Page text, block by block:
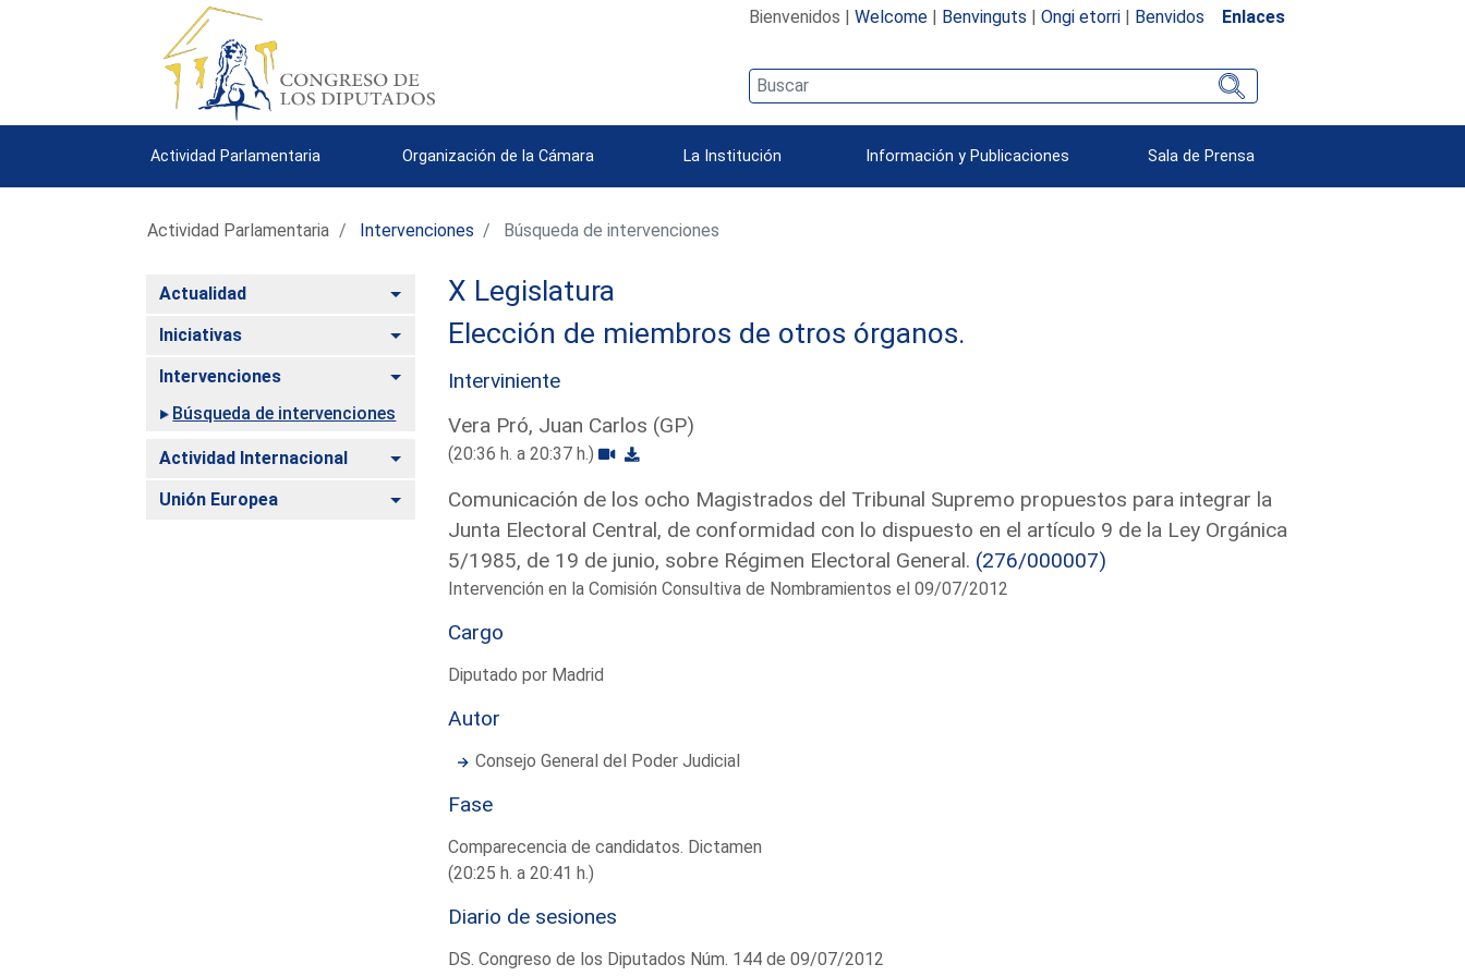
Bienvenidos | Welcome| Benvinguts | Ongi etorri| Benvidos Enlaces
Actividad Parlamentaria Organización de la Cámara La Institución Información y Publicaciones Sala de Prensa
Actividad Parlamentaria Intervenciones Búsqueda de intervenciones
Actualidad Alternar
Iniciativas Alternar
Intervenciones
Alternar
Búsqueda de intervenciones
Actividad Internacional Alternar
Unión Europea Alternar
X Legislatura
Elección de miembros de otros órganos.
Interviniente
Vera Pró, Juan Carlos (GP)
(20:36 h. a 20:37 h.)
Comunicación de los ocho Magistrados del Tribunal Supremo propuestos para integrar la
Junta Electoral Central, de conformidad con lo dispuesto en el artículo 9 de la Ley Orgánica
5/1985, de 19 de junio, sobre Régimen Electoral General. (276/000007)
Intervención en la Comisión Consultiva de Nombramientos el 09/07/2012
Cargo
Diputado por Madrid
Autor
Consejo General del Poder Judicial
Fase
Comparecencia de candidatos. Dictamen
(20:25 h. a 20:41 h.)
Diario de sesiones
DS. Congreso de los Diputados Núm. 144 de 09/07/2012